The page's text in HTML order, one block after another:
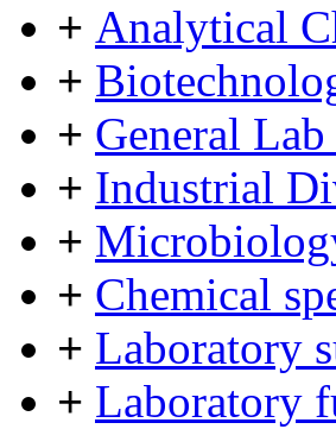
+ Analytical
+
+ General
+ Industrial
+
+ Chemical
+ Laboratory
+ Laboratory